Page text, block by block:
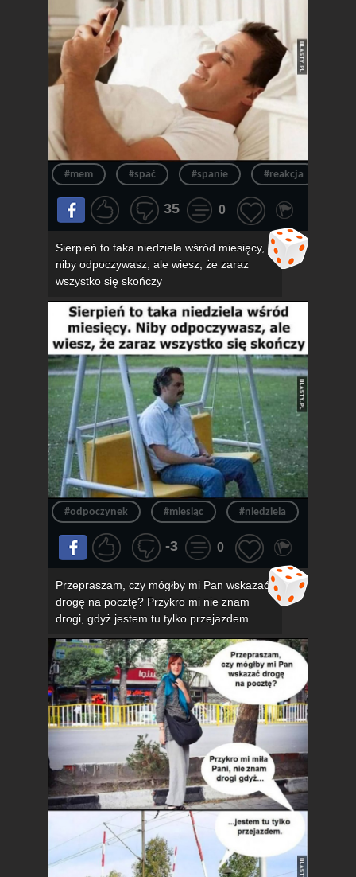
#mem #spać #spanie #reakcja
35 0
Sierpień to taka niedziela wśród miesięcy,
niby odpoczywasz, ale wiesz, że zaraz
wszystko się skończy
#odpoczynek #miesiąc #niedziela
-3 0
Przepraszam, czy mógłby mi Pan wskazać
drogę na pocztę? Przykro mi nie znam
drogi, gdyż jestem tu tylko przejazdem